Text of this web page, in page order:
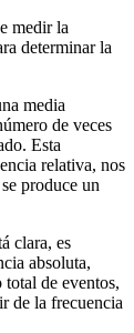
medir la
determinar la
media
de veces
Esta
relativa, nos
produce un
clara, es
absoluta,
de eventos,
de la frecuencia